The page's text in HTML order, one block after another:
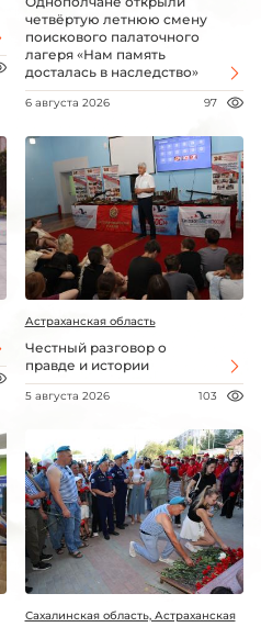
четвёртую летнюю смену
поискового палаточного
лагеря «Нам память
досталась в наследство»
6 августа 2026 97
Астраханская область
Честный разговор о
правде и истории
5 августа 2026 103
Сахалинская область, Астраханская